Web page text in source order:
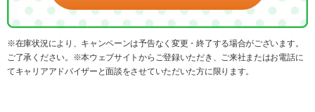
※在庫状況により、キャンペーンは予告なく変更・終了する場合がございます。
ご了承ください。※本ウェブサイトからご登録いただき、ご来社またはお電話に
てキャリアアドバイザーと面談をさせていただいた方に限ります。